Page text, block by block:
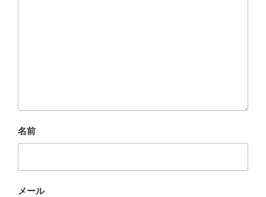
名前
メール